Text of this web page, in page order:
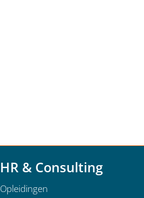
HR & Consulting
Opleidingen